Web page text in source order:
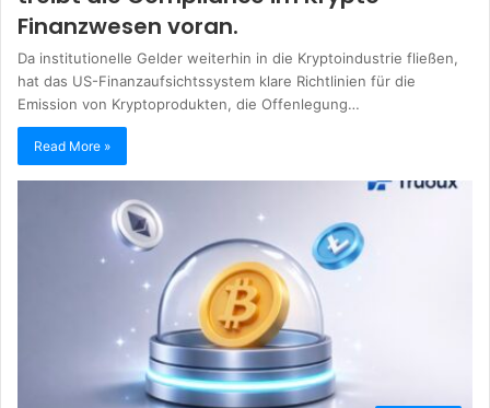
Finanzwesen voran.
Da institutionelle Gelder weiterhin in die Kryptoindustrie fließen,
hat das US-Finanzaufsichtssystem klare Richtlinien für die
Emission von Kryptoprodukten, die Offenlegung…
Read More »